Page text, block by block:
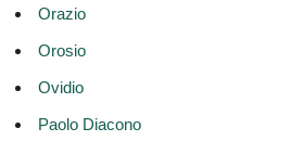
Orazio
Orosio
Ovidio
Paolo Diacono